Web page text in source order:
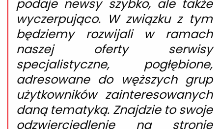
podaje newsy szybko, ale także
wyczerpująco. W związku z tym
będziemy rozwijali w ramach
naszej oferty serwisy
specjalistyczne, pogłębione,
adresowane do węższych grup
użytkowników zainteresowanych
daną tematyką. Znajdzie to swoje
odzwierciedlenie na stronie